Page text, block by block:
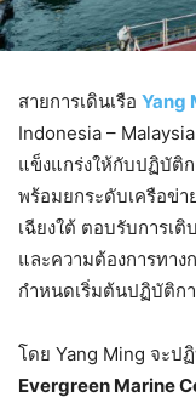
สายการเดินเรือ Yang
Indonesia –
แข็งแกร่งให้กับปฏิบัติ
พร้อมยกระดับเครือข่า
เฉียงใต้ ตอบรับการเ
และความต้องการทา
กำหนดเริ่มต้นปฏิบัติก
โดย Yang Ming จะป
Evergreen Marine